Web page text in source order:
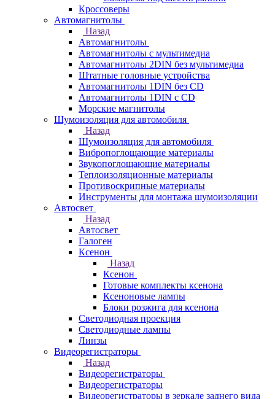
Кроссоверы
Автомагнитолы
Назад
Автомагнитолы
Автомагнитолы с мультимедиа
Автомагнитолы 2DIN без мультимедиа
Штатные головные устройства
Автомагнитолы 1DIN без CD
Автомагнитолы 1DIN с CD
Морские магнитолы
Шумоизоляция для автомобиля
Назад
Шумоизоляция для автомобиля
Вибропоглощающие материалы
Звукопоглощающие материалы
Теплоизоляционные материалы
Противоскрипные материалы
Инструменты для монтажа шумоизоляции
Автосвет
Назад
Автосвет
Галоген
Ксенон
Назад
Ксенон
Готовые комплекты ксенона
Ксеноновые лампы
Блоки розжига для ксенона
Светодиодная проекция
Светодиодные лампы
Линзы
Видеорегистраторы
Назад
Видеорегистраторы
Видеорегистраторы
Видеорегистраторы в зеркале заднего вида